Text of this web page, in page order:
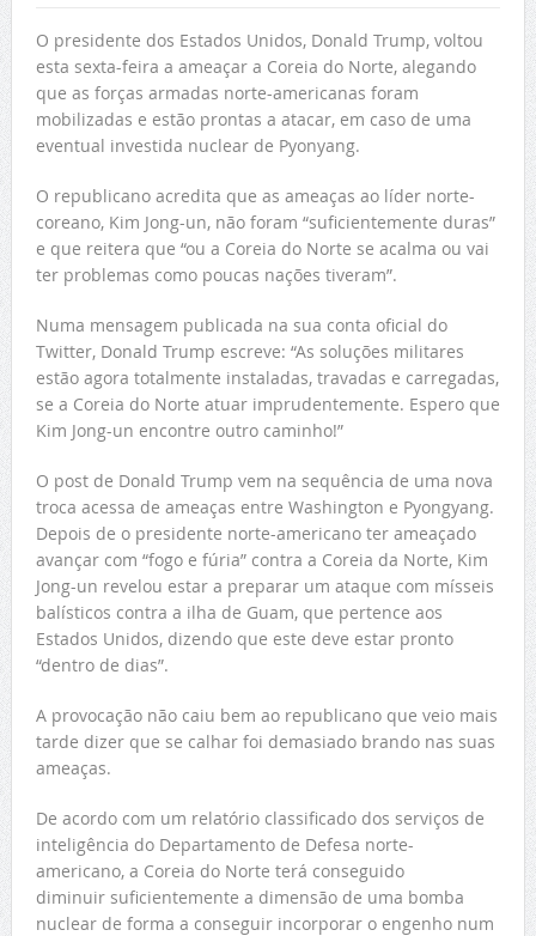
O presidente dos Estados Unidos, Donald Trump, voltou
esta sexta-feira a ameaçar a Coreia do Norte, alegando
que as forças armadas norte-americanas foram
mobilizadas e estão prontas a atacar, em caso de uma
eventual investida nuclear de Pyonyang.
O republicano acredita que as ameaças ao líder norte-
coreano, Kim Jong-un, não foram “suficientemente duras”
e que reitera que “ou a Coreia do Norte se acalma ou vai
ter problemas como poucas nações tiveram”.
Numa mensagem publicada na sua conta oficial do
Twitter, Donald Trump escreve: “As soluções militares
estão agora totalmente instaladas, travadas e carregadas,
se a Coreia do Norte atuar imprudentemente. Espero que
Kim Jong-un encontre outro caminho!”
O post de Donald Trump vem na sequência de uma nova
troca acessa de ameaças entre Washington e Pyongyang.
Depois de o presidente norte-americano ter ameaçado
avançar com “fogo e fúria” contra a Coreia da Norte, Kim
Jong-un revelou estar a preparar um ataque com mísseis
balísticos contra a ilha de Guam, que pertence aos
Estados Unidos, dizendo que este deve estar pronto
“dentro de dias”.
A provocação não caiu bem ao republicano que veio mais
tarde dizer que se calhar foi demasiado brando nas suas
ameaças.
De acordo com um relatório classificado dos serviços de
inteligência do Departamento de Defesa norte-
americano, a Coreia do Norte terá conseguido
diminuir suficientemente a dimensão de uma bomba
nuclear de forma a conseguir incorporar o engenho num